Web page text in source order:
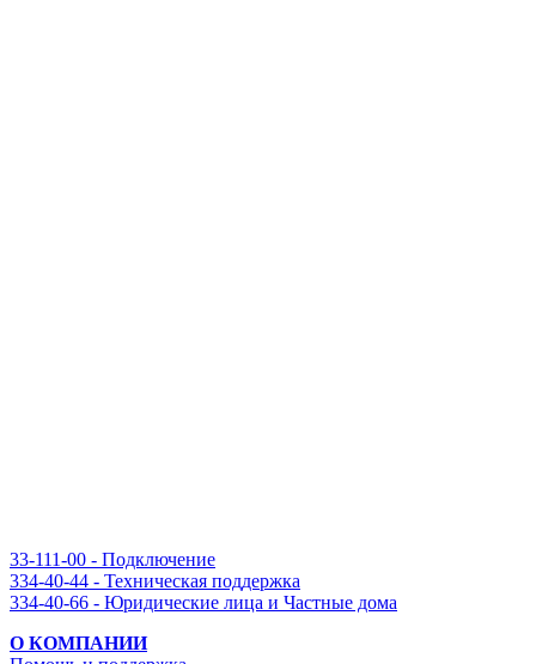
33-111-00 - Подключение
334-40-44 - Техническая поддержка
334-40-66 - Юридические лица и Частные дома
О КОМПАНИИ